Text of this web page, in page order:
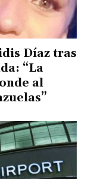
Díaz tras
“La
al